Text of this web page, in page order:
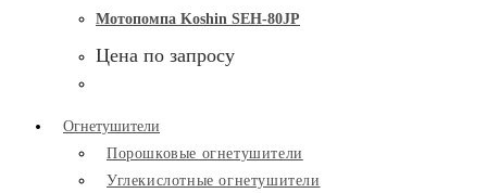
Мотопомпа Koshin SEH-80JP
Цена по запросу
Огнетушители
Порошковые огнетушители
Углекислотные огнетушители